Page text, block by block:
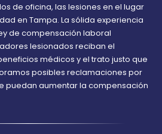
de oficina, las lesiones en el lugar
en Tampa. La sólida experiencia
de compensación laboral
lesionados reciban el
médicos y el trato justo que
posibles reclamaciones por
puedan aumentar la compensación